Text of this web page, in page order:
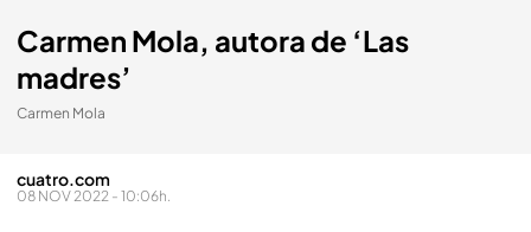
Carmen Mola, autora de ‘Las
madres’
Carmen Mola
cuatro.com
08 NOV 2022 - 10:06h.